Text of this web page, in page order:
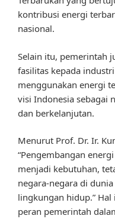
kontribusi energi
nasional.
Selain itu, pemerintah
fasilitas kepada
menggunakan energi
visi Indonesia sebagai
dan berkelanjutan.
Menurut Prof. Dr. Ir.
“Pengembangan
menjadi kebutuhan,
negara-negara di
lingkungan hidup.”
peran pemerintah